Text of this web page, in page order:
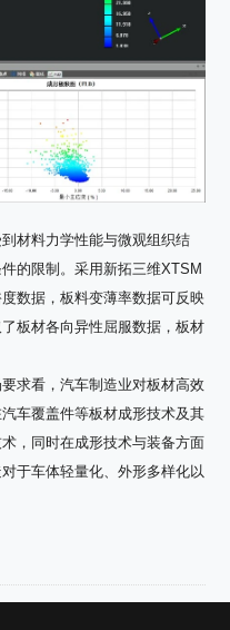
材料力学性能与微观组织结
的限制。采用新拓三维XTSM
数据，板料变薄率数据可反映
板材各向异性屈服数据，板材
求看，汽车制造业对板材高效
车覆盖件等板材成形技术及其
，同时在成形技术与装备方面
于车体轻量化、外形多样化以